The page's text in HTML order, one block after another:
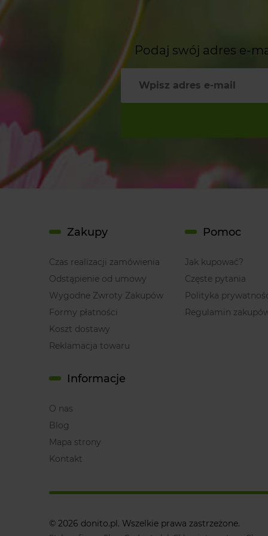
Podaj swój adres e-
Zakupy
Czas realizacji zamówienia
Odstąpienie od umowy
Wygodne Zwroty Zakupów
Formy płatności
Koszt dostawy
Reklamacja towaru
Pomoc
Jak kupować?
Częste pytania
Polityka
Regulamin
Informacje
O nas
Blog
Mapa strony
Kontakt
© 2026 donito.pl. Wszelkie prawa zastrzeżone.